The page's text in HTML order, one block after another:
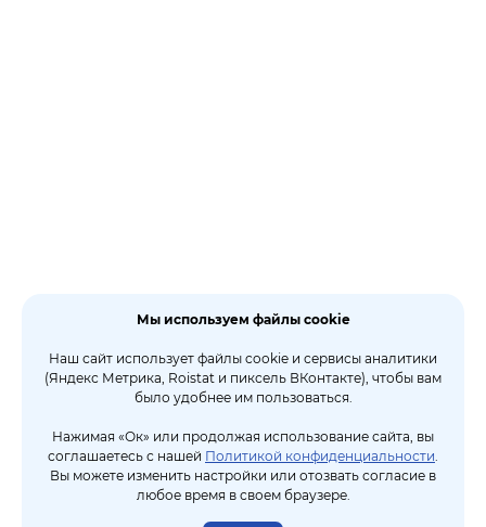
Мы используем файлы cookie
Наш сайт использует файлы cookie и сервисы аналитики
(Яндекс Метрика, Roistat и пиксель ВКонтакте), чтобы вам
было удобнее им пользоваться.
Нажимая «Ок» или продолжая использование сайта, вы
соглашаетесь с нашей Политикой конфиденциальности.
Вы можете изменить настройки или отозвать согласие в
любое время в своем браузере.